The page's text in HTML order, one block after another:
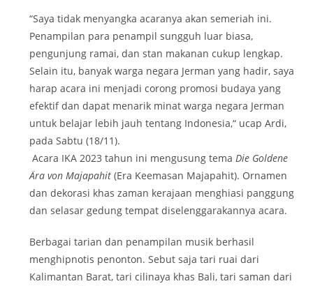
“Saya tidak menyangka acaranya akan semeriah ini.
Penampilan para penampil sungguh luar biasa,
pengunjung ramai, dan stan makanan cukup lengkap.
Selain itu, banyak warga negara Jerman yang hadir, saya
harap acara ini menjadi corong promosi budaya yang
efektif dan dapat menarik minat warga negara Jerman
untuk belajar lebih jauh tentang Indonesia,“ ucap Ardi,
pada Sabtu (18/11).
Acara IKA 2023 tahun ini mengusung tema Die Goldene
Ära von Majapahit (Era Keemasan Majapahit). Ornamen
dan dekorasi khas zaman kerajaan menghiasi panggung
dan selasar gedung tempat diselenggarakannya acara.
Berbagai tarian dan penampilan musik berhasil
menghipnotis penonton. Sebut saja tari ruai dari
Kalimantan Barat, tari cilinaya khas Bali, tari saman dari